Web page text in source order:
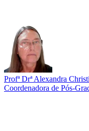
Profª Drª Alexandra
Coordenadora de Pós-